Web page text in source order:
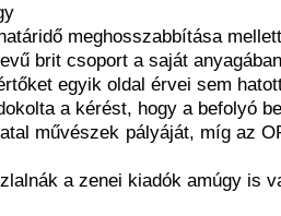
meghosszabbítása
brit csoport a saját
egyik oldal érvei sem
a kérést, hogy a befolyó
művészek pályáját, míg az
a zenei kiadók amúgy is